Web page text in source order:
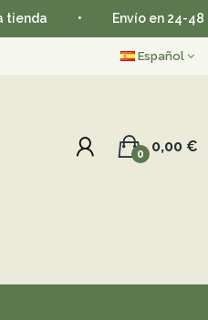
• Envío en 24-48 horas
Español
0,00 €
0